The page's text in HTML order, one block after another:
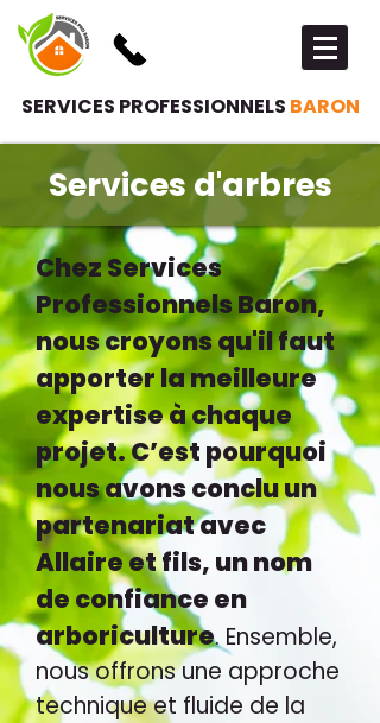
SERVICES PROFESSIONNELS BARON
Services d'arbres
Chez Services
Professionnels Baron,
nous croyons qu'il faut
apporter la meilleure
expertise à chaque
projet. C’est pourquoi
nous avons conclu un
partenariat avec
Allaire et fils, un nom
de confiance en
arboriculture. Ensemble,
nous offrons une approche
technique et fluide de la